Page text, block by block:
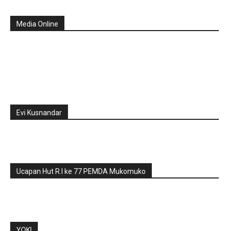
Media Online
Evi Kusnandar
Ucapan Hut R.I ke 77 PEMDA Mukomuko